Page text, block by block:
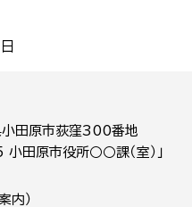
田原市荻窪300番地
田原市役所○○課（室）」
）